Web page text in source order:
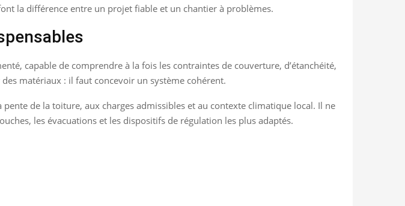
la différence entre un projet fiable et un chantier à problèmes.
capable de comprendre à la fois les contraintes de couverture, d’étanchéité,
matériaux : il faut concevoir un système cohérent.
de la toiture, aux charges admissibles et au contexte climatique local. Il ne
les évacuations et les dispositifs de régulation les plus adaptés.